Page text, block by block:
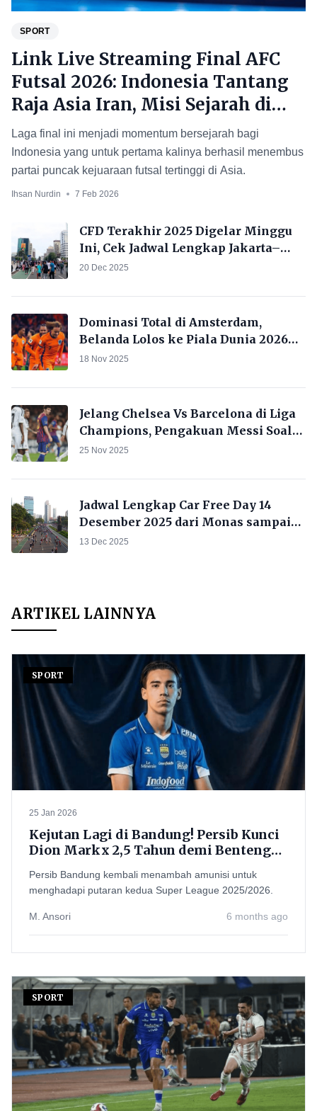
SPORT
Link Live Streaming Final AFC
Futsal 2026: Indonesia Tantang
Raja Asia Iran, Misi Sejarah di
Jakarta
Laga final ini menjadi momentum bersejarah bagi
Indonesia yang untuk pertama kalinya berhasil menembus
partai puncak kejuaraan futsal tertinggi di Asia.
Ihsan Nurdin 7 Feb 2026
CFD Terakhir 2025 Digelar Minggu
Ini, Cek Jadwal Lengkap Jakarta–
Bodetabek
20 Dec 2025
Dominasi Total di Amsterdam,
Belanda Lolos ke Piala Dunia 2026
Usai Gilas Lithuania 4-0
18 Nov 2025
Jelang Chelsea Vs Barcelona di Liga
Champions, Pengakuan Messi Soal
The Blues Kembali Naik Daun
25 Nov 2025
Jadwal Lengkap Car Free Day 14
Desember 2025 dari Monas sampai
Senayan
13 Dec 2025
ARTIKEL LAINNYA
SPORT
25 Jan 2026
Kejutan Lagi di Bandung! Persib Kunci
Dion Markx 2,5 Tahun demi Benteng
Persib Bandung kembali menambah amunisi untuk
menghadapi putaran kedua Super League 2025/2026.
M. Ansori 6 months ago
SPORT